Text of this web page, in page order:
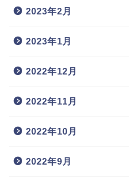
2023年2月
2023年1月
2022年12月
2022年11月
2022年10月
2022年9月